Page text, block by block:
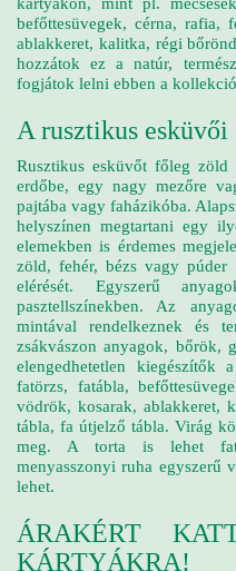
befőttesüvegek, cérna, rafia,
ablakkeret, kalitka, régi
hozzátok ez a natúr,
fogjátok lelni ebben a
A rusztikus esküvői
Rusztikus esküvőt főleg
erdőbe, egy nagy mezőre
pajtába vagy faházikóba.
helyszínen megtartani egy
elemekben is érdemes
zöld, fehér, bézs vagy
elérését. Egyszerű
pasztellszínekben. Az
mintával rendelkeznek és
zsákvászon anyagok, bőrök,
elengedhetetlen kiegészítők
fatörzs, fatábla,
vödrök, kosarak, ablakkeret,
tábla, fa útjelző tábla. Virág
meg. A torta is lehet
menyasszonyi ruha egyszerű
lehet.
ÁRAKÉRT
KÁRTYÁKRA!